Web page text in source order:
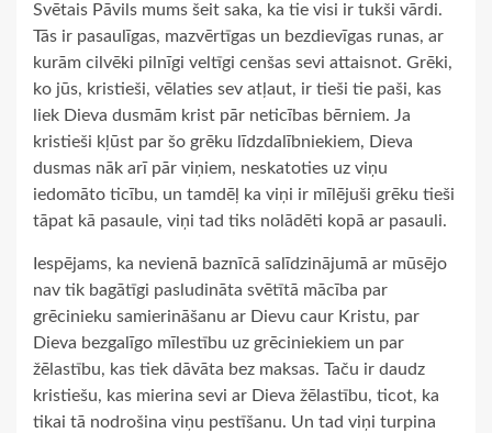
Svētais Pāvils mums šeit saka, ka tie visi ir tukši vārdi.
Tās ir pasaulīgas, mazvērtīgas un bezdievīgas runas, ar
kurām cilvēki pilnīgi veltīgi cenšas sevi attaisnot. Grēki,
ko jūs, kristieši, vēlaties sev atļaut, ir tieši tie paši, kas
liek Dieva dusmām krist pār neticības bērniem. Ja
kristieši kļūst par šo grēku līdzdalībniekiem, Dieva
dusmas nāk arī pār viņiem, neskatoties uz viņu
iedomāto ticību, un tamdēļ ka viņi ir mīlējuši grēku tieši
tāpat kā pasaule, viņi tad tiks nolādēti kopā ar pasauli.
Iespējams, ka nevienā baznīcā salīdzinājumā ar mūsējo
nav tik bagātīgi pasludināta svētītā mācība par
grēcinieku samierināšanu ar Dievu caur Kristu, par
Dieva bezgalīgo mīlestību uz grēciniekiem un par
žēlastību, kas tiek dāvāta bez maksas. Taču ir daudz
kristiešu, kas mierina sevi ar Dieva žēlastību, ticot, ka
tikai tā nodrošina viņu pestīšanu. Un tad viņi turpina